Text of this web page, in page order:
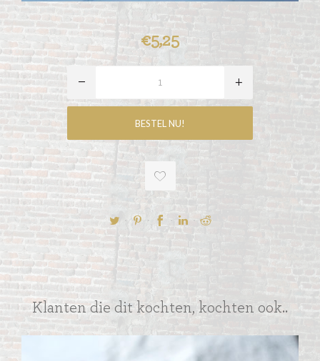
€5,25
Klanten die dit kochten, kochten ook..